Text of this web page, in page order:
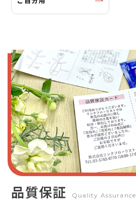
品質保証 Quality Assurance